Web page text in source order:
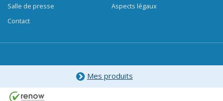
Salle de presse
Contact
Aspects légaux
Mes produits